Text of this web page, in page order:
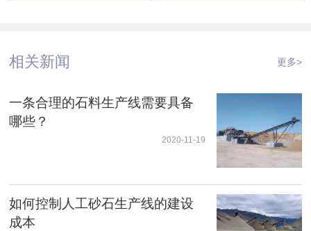
相关新闻 更多>
一条合理的石料生产线需要具备
哪些？
2020-11-19
如何控制人工砂石生产线的建设
成本